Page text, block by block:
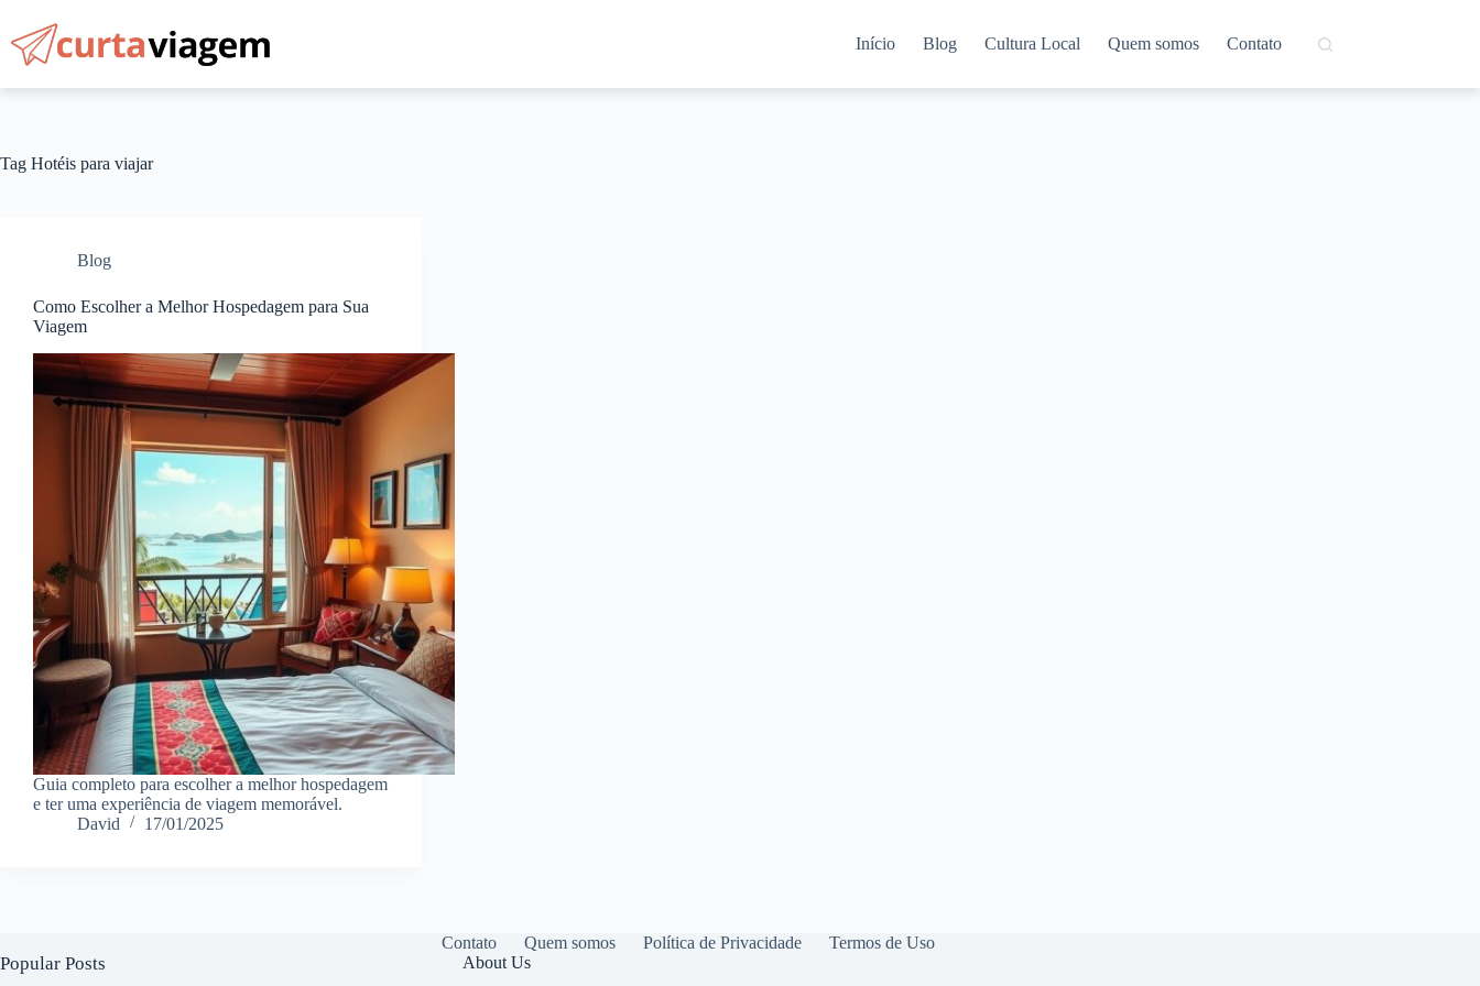
conteúdo
Início Blog Cultura Local Quem somos Contato
Tag Hotéis para viajar
Blog
Como Escolher a Melhor Hospedagem para Sua
Viagem
Guia completo para escolher a melhor hospedagem
e ter uma experiência de viagem memorável.
David
17/01/2025
Contato Quem somos Política de Privacidade Termos de Uso
Popular Posts About Us